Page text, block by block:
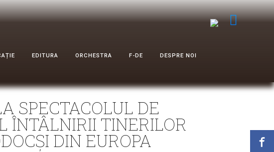
EDITURA ORCHESTRA F-DE DESPRE NOI
SPECTACOLUL DE
ÎNTÂLNIRII TINERILOR
DIN EUROPA